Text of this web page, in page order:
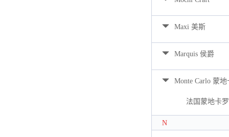
Maxi 美斯
Marquis 侯爵
Monte Carlo 蒙地
法国蒙地卡
N